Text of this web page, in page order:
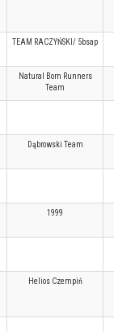
TEAM RACZYŃSKI/ 5bsap
Natural Born Runners
Team
Dąbrowski Team
1999
Helios Czempiń